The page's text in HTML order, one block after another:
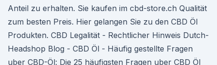
Anteil zu erhalten. Sie kaufen im cbd-store.ch Qualität
zum besten Preis. Hier gelangen Sie zu den CBD Öl
Produkten. CBD Legalität - Rechtlicher Hinweis Dutch-
Headshop Blog - CBD Öl - Häufig gestellte Fragen
uber CBD-Öl: Die 25 häufigsten Fragen uber CBD Öl